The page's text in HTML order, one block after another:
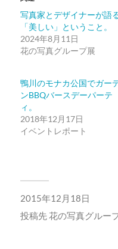
有
(新
し
い
ウ
ィ
ン
で
開
き
ま
リ
ッ
ク
し
て
く
(新
し
い
ウ
ン
ド
ウ
で
写真家とデザイナーが語
「美しい」ということ。
2024年8月11日
花の写真グループ展
鴨川のモナカ公国でガー
ンBBQバースデーパーテ
ィ。
2018年12月17日
イベントレポート
2015年12月18日
投稿先花の写真グルー